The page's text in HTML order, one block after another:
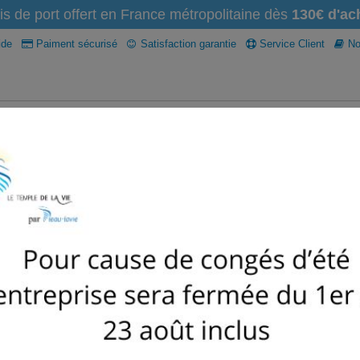
de port offert en France métropolitaine dès 130€
Paiment sécurisé Satisfaction garantie Service Client
Osmoseur domestique